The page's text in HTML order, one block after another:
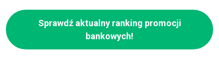
Sprawdź aktualny ranking promocji
bankowych!